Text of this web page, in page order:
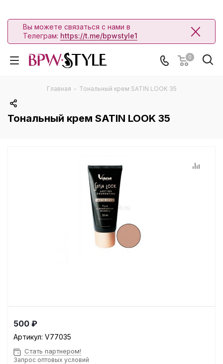
Вы можете связаться с нами в
Телеграм: https://t.me/bpwstyle1
0
Главная - Тональный крем SATIN LOOK 35
Тональный крем SATIN LOOK 35
500 ₽
Артикул: V77035
Стать партнером!
Запрос оптовых условий